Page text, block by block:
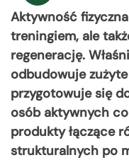
Aktywność
treningiem, ale
regenerację.
odbudowuje
przygotowuje się
osób aktywnych
produkty łączące
strukturalnych po